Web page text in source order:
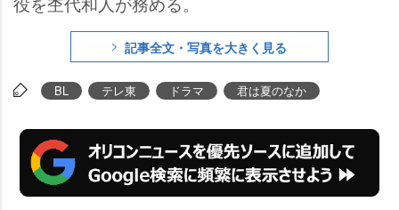
記事全文・写真を大きく見る
BL テレ東 ドラマ 君は夏のなか